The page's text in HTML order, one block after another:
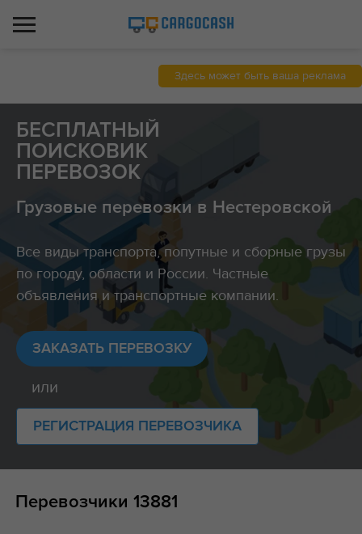
Здесь может быть ваша реклама
БЕСПЛАТНЫЙ
ПОИСКОВИК
ПЕРЕВОЗОК
Грузовые перевозки в Нестеровской
Все виды транспорта, попутные и сборные грузы
по городу, области и России. Частные
объявления и транспортные компании.
ЗАКАЗАТЬ ПЕРЕВОЗКУ
или
РЕГИСТРАЦИЯ ПЕРЕВОЗЧИКА
Перевозчики 13881